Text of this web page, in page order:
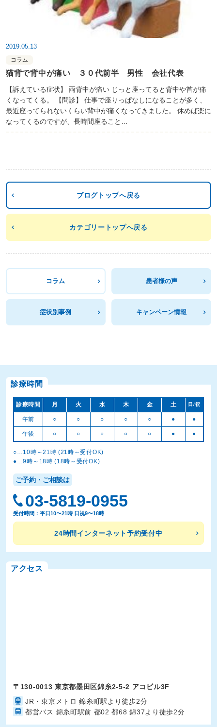
2019.05.13
コラム
猫背で背中が痛い ３０代前半 男性 会社代表
【訴えている症状】 両背中が痛い じっと座ってると背中や首が痛
くなってくる。 【問診】 仕事で座りっぱなしになることが多く、
最近座ってられないくらい背中が痛くなってきました。 休めば楽に
なってくるのですが、長時間座ること…
ブログトップへ戻る
カテゴリートップへ戻る
コラム 患者様の声
症状別事例 キャンペーン情報
診療時間
診療時間 月 火 水 木 金 土 日/祝
午前 ○ ○ ○ ○ ○ ● ●
午後 ○ ○ ○ ○ ○ ● ●
○…10時～21時 (21時～受付OK)
●…9時～18時 (18時～受付OK)
ご予約・ご相談は
03-5819-0955
受付時間：平日10〜21時 日祝9〜18時
24時間インターネット予約受付中
アクセス
〒130-0013 東京都墨田区錦糸2-5-2 アコビル3F
JR・東京メトロ 錦糸町駅より徒歩2分
都営バス 錦糸町駅前 都02 都68 錦37より徒歩2分